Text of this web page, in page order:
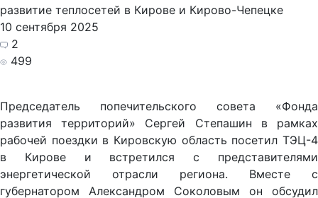
развитие теплосетей в Кирове и Кирово-Чепецке
10 сентября 2025
2
499
Председатель попечительского совета «Фонда
развития территорий» Сергей Степашин в рамках
рабочей поездки в Кировскую область посетил ТЭЦ-4
в Кирове и встретился с представителями
энергетической отрасли региона. Вместе с
губернатором Александром Соколовым он обсудил